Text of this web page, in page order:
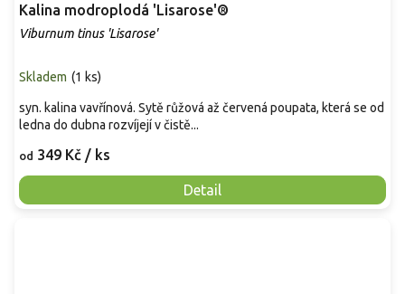
Kalina modroplodá 'Lisarose'®
Viburnum tinus 'Lisarose'
Skladem (1 ks)
od 349 Kč / ks
Detail
syn. kalina vavřínová. Sytě růžová až červená poupata, která se od
ledna do dubna rozvíjejí v čistě...